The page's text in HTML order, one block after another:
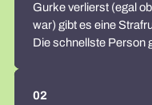
Gurke verlierst (egal
war) gibt es eine
Die schnellste Person
02